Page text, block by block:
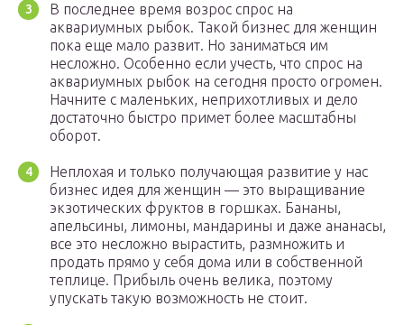
В последнее время возрос спрос на
аквариумных рыбок. Такой бизнес для женщин
пока еще мало развит. Но заниматься им
несложно. Особенно если учесть, что спрос на
аквариумных рыбок на сегодня просто огромен.
Начните с маленьких, неприхотливых и дело
достаточно быстро примет более масштабны
оборот.
Неплохая и только получающая развитие у нас
бизнес идея для женщин — это выращивание
экзотических фруктов в горшках. Бананы,
апельсины, лимоны, мандарины и даже ананасы,
все это несложно вырастить, размножить и
продать прямо у себя дома или в собственной
теплице. Прибыль очень велика, поэтому
упускать такую возможность не стоит.